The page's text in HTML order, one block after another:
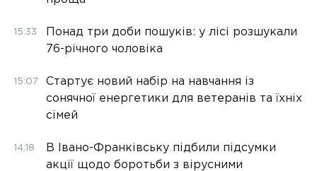
15:33
Понад три доби пошуків: у лісі розшукали
76-річного чоловіка
15:07
Стартує новий набір на навчання із
сонячної енергетики для ветеранів та їхніх
сімей
14:18
В Івано-Франківську підбили підсумки
акції щодо боротьби з вірусними